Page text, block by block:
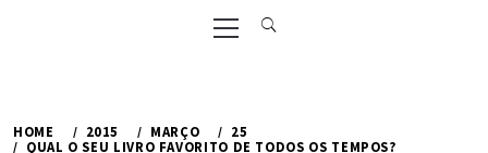
Primary
Menu
HOME 2015 MARÇO
25
QUAL O SEU LIVRO FAVORITO DE TODOS OS TEMPOS?